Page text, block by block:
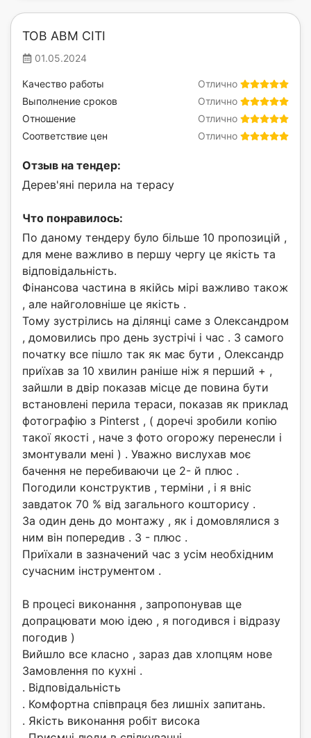
ТОВ АВМ СІТІ
01.05.2024
Отлично
Качество работы
Отлично
Выполнение сроков
Отлично
Отношение
Отлично
Соответствие цен
Отзыв на тендер:
Дерев'яні перила на терасу
Что понравилось:
По даному тендеру було більше 10 пропозицій ,
для мене важливо в першу чергу це якість та
відповідальність.
Фінансова частина в якійсь мірі важливо також
, але найголовніше це якість .
Тому зустрілись на ділянці саме з Олександром
, домовились про день зустрічі і час . З самого
початку все пішло так як має бути , Олександр
приїхав за 10 хвилин раніше ніж я перший + ,
зайшли в двір показав місце де повина бути
встановлені перила тераси, показав як приклад
фотографію з Pinterst , ( доречі зробили копію
такої якості , наче з фото огорожу перенесли і
змонтували мені ) . Уважно вислухав моє
бачення не перебиваючи це 2- й плюс .
Погодили конструктив , терміни , і я вніс
завдаток 70 % від загального кошторису .
За один день до монтажу , як і домовлялися з
ним він попередив . 3 - плюс .
Приїхали в зазначений час з усім необхідним
сучасним інструментом .
В процесі виконання , запропонував ще
допрацювати мою ідею , я погодився і відразу
погодив )
Вийшло все класно , зараз дав хлопцям нове
Замовлення по кухні .
. Відповідальність
. Комфортна співпраця без лишніх запитань.
. Якість виконання робіт висока